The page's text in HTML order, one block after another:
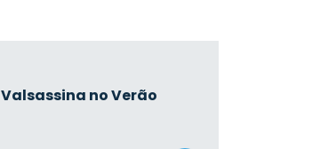
Valsassina no Verão